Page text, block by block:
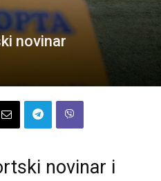
novinar
novinar i